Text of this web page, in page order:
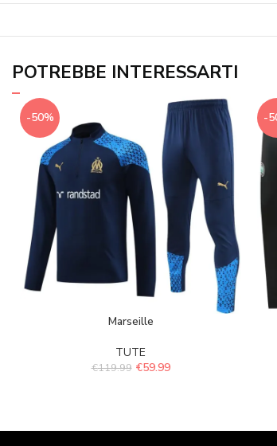
POTREBBE INTERESSARTI
-50%
Marseille
TUTE
€119.99 €59.99
-